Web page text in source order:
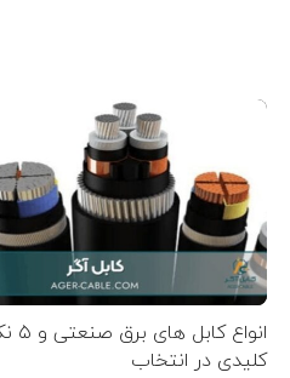
کلیدی در انتخاب